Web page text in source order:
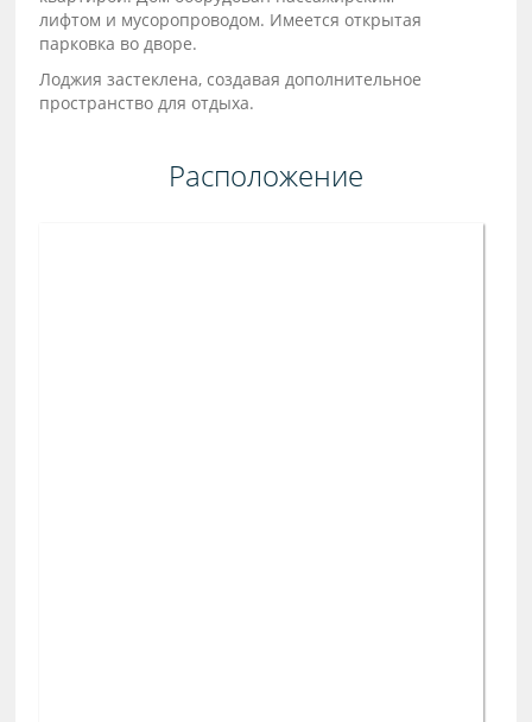
лифтом и мусоропроводом. Имеется открытая
парковка во дворе.
Лоджия застеклена, создавая дополнительное
пространство для отдыха.
Расположение